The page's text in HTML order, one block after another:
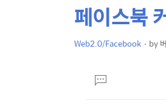
상
컨
본
문
제
페이스북
Web2.0/Facebook by
댓
글